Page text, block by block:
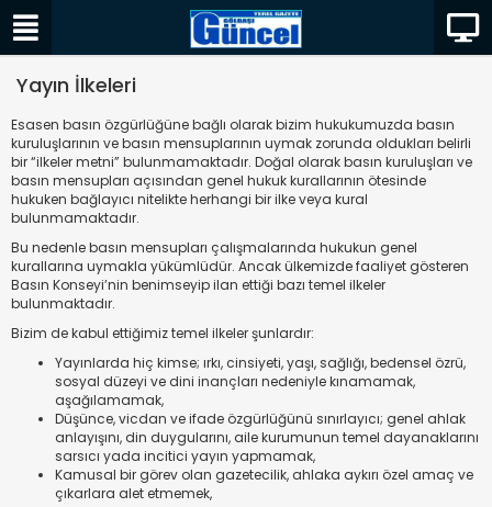
Yayın İlkeleri
Esasen basın özgürlüğüne bağlı olarak bizim hukukumuzda basın
kuruluşlarının ve basın mensuplarının uymak zorunda oldukları belirli
bir “ilkeler metni” bulunmamaktadır. Doğal olarak basın kuruluşları ve
basın mensupları açısından genel hukuk kurallarının ötesinde
hukuken bağlayıcı nitelikte herhangi bir ilke veya kural
bulunmamaktadır.
Bu nedenle basın mensupları çalışmalarında hukukun genel
kurallarına uymakla yükümlüdür. Ancak ülkemizde faaliyet gösteren
Basın Konseyi’nin benimseyip ilan ettiği bazı temel ilkeler
bulunmaktadır.
Bizim de kabul ettiğimiz temel ilkeler şunlardır:
Yayınlarda hiç kimse; ırkı, cinsiyeti, yaşı, sağlığı, bedensel özrü,
sosyal düzeyi ve dini inançları nedeniyle kınamamak,
aşağılamamak,
Düşünce, vicdan ve ifade özgürlüğünü sınırlayıcı; genel ahlak
anlayışını, din duygularını, aile kurumunun temel dayanaklarını
sarsıcı yada incitici yayın yapmamak,
Kamusal bir görev olan gazetecilik, ahlaka aykırı özel amaç ve
çıkarlara alet etmemek,